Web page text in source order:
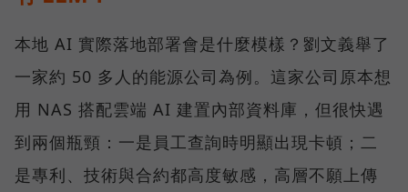
本地 AI 實際落地部署會是什麼模樣？劉文義舉了
一家約 50 多人的能源公司為例。這家公司原本想
用 NAS 搭配雲端 AI 建置內部資料庫，但很快遇
到兩個瓶頸：一是員工查詢時明顯出現卡頓；二
是專利、技術與合約都高度敏感，高層不願上傳